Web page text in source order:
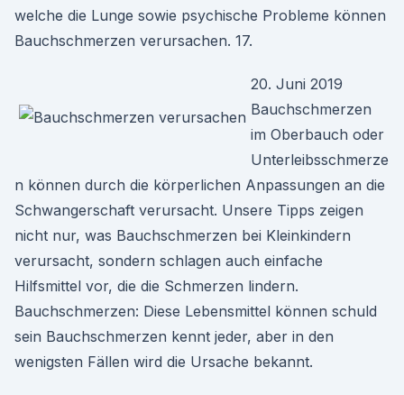
welche die Lunge sowie psychische Probleme können
Bauchschmerzen verursachen. 17.
20. Juni 2019
Bauchschmerzen
im Oberbauch oder
Unterleibsschmerze
n können durch die körperlichen Anpassungen an die
Schwangerschaft verursacht. Unsere Tipps zeigen
nicht nur, was Bauchschmerzen bei Kleinkindern
verursacht, sondern schlagen auch einfache
Hilfsmittel vor, die die Schmerzen lindern.
Bauchschmerzen: Diese Lebensmittel können schuld
sein Bauchschmerzen kennt jeder, aber in den
wenigsten Fällen wird die Ursache bekannt.